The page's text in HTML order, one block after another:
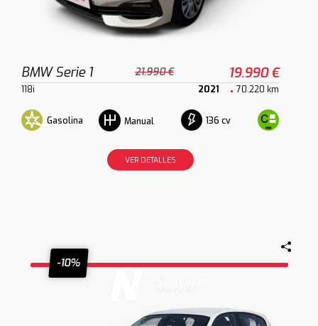
BMW Serie 1 21.990 € 19.990 €
118i 2021 70.220 km
Gasolina Manual 136 cv
VER DETALLES
-10%